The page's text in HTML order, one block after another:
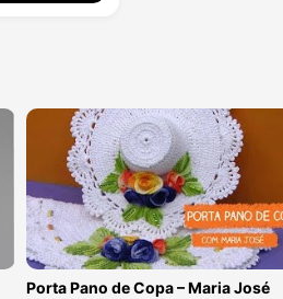
Porta Pano de Copa – Maria José